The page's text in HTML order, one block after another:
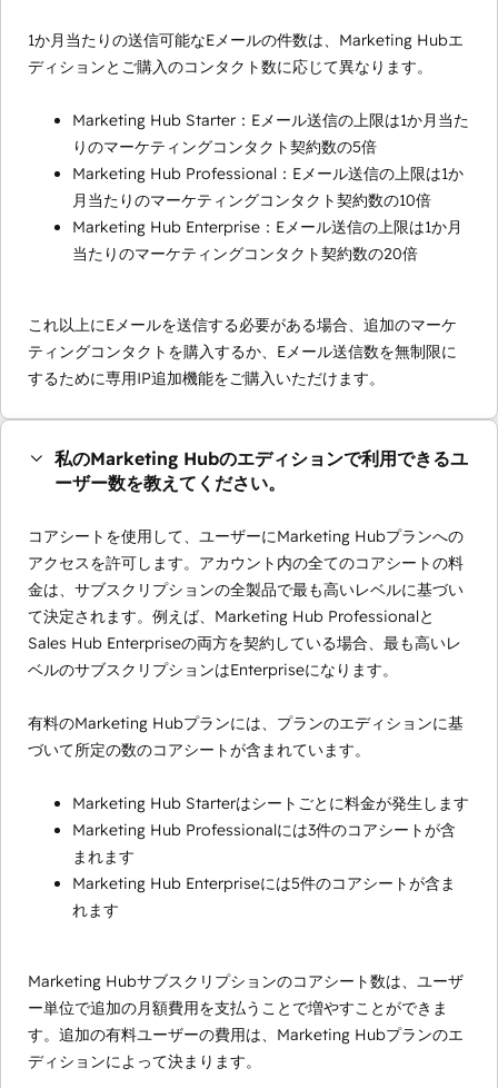
1か月当たりの送信可能なEメールの件数は、Marketing Hubエ
ディションとご購入のコンタクト数に応じて異なります。
Marketing Hub Starter：Eメール送信の上限は1か月当た
りのマーケティングコンタクト契約数の5倍
Marketing Hub Professional：Eメール送信の上限は1か
月当たりのマーケティングコンタクト契約数の10倍
Marketing Hub Enterprise：Eメール送信の上限は1か月
当たりのマーケティングコンタクト契約数の20倍
これ以上にEメールを送信する必要がある場合、追加のマーケ
ティングコンタクトを購入するか、Eメール送信数を無制限に
するために専用IP追加機能をご購入いただけます。
私のMarketing Hubのエディションで利用できるユ
ーザー数を教えてください。
コアシートを使用して、ユーザーにMarketing Hubプランへの
アクセスを許可します。アカウント内の全てのコアシートの料
金は、サブスクリプションの全製品で最も高いレベルに基づい
て決定されます。例えば、Marketing Hub Professionalと
Sales Hub Enterpriseの両方を契約している場合、最も高いレ
ベルのサブスクリプションはEnterpriseになります。
有料のMarketing Hubプランには、プランのエディションに基
づいて所定の数のコアシートが含まれています。
Marketing Hub Starterはシートごとに料金が発生します
Marketing Hub Professionalには3件のコアシートが含
まれます
Marketing Hub Enterpriseには5件のコアシートが含ま
れます
Marketing Hubサブスクリプションのコアシート数は、ユーザ
ー単位で追加の月額費用を支払うことで増やすことができま
す。追加の有料ユーザーの費用は、Marketing Hubプランのエ
ディションによって決まります。